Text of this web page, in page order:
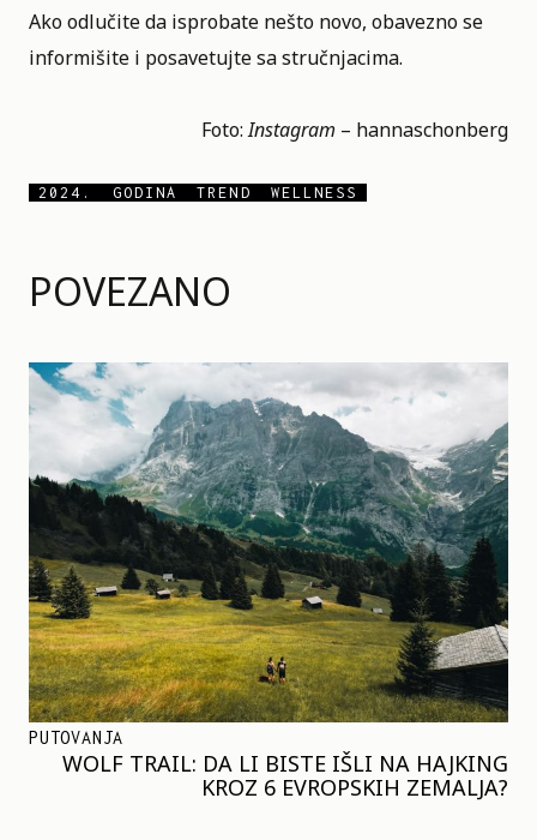
POVEZANO
PUTOVANJA
WOLF TRAIL: DA LI BISTE IŠLI NA HAJKING
KROZ 6 EVROPSKIH ZEMALJA?
Ako odlučite da isprobate nešto novo, obavezno se
informišite i posavetujte sa stručnjacima.
Foto:Instagram – hannaschonberg
2024. GODINA TREND WELLNESS